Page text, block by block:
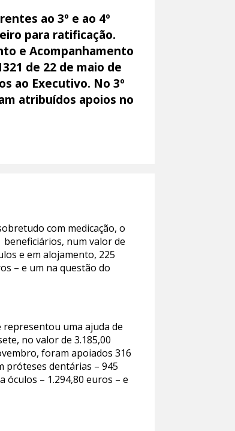
ao 3º e ao 4º
para ratificação.
e Acompanhamento
de 22 de maio de
ao Executivo. No 3º
atribuídos apoios no
com medicação, o
beneficiários, num valor de
e em alojamento, 225
– e um na questão do
representou uma ajuda de
no valor de 3.185,00
foram apoiados 316
próteses dentárias – 945
óculos – 1.294,80 euros – e